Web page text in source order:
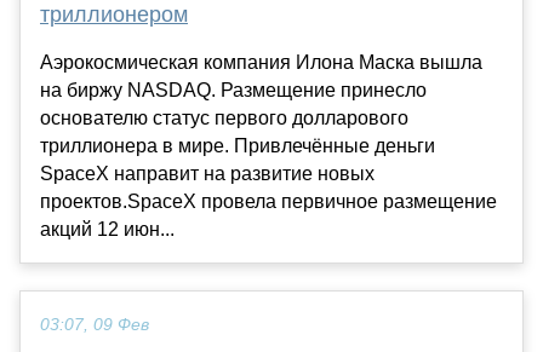
триллионером
Аэрокосмическая компания Илона Маска вышла
на биржу NASDAQ. Размещение принесло
основателю статус первого долларового
триллионера в мире. Привлечённые деньги
SpaceX направит на развитие новых
проектов.SpaceX провела первичное размещение
акций 12 июн...
03:07, 09 Фев